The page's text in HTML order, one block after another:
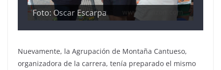
Foto: Oscar Escarpa
Nuevamente, la Agrupación de Montaña Cantueso,
organizadora de la carrera, tenía preparado el mismo